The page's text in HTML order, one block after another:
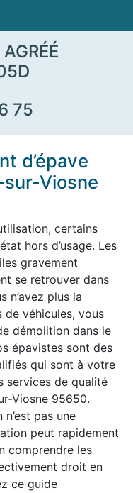
75
d’épave
Viosne
certains
hors d’usage. Les
gravement
se retrouver dans
n’avez plus la
de véhicules, vous
démolition dans le
épavistes sont des
qui sont à votre
services de qualité
Viosne 95650.
pas une
peut rapidement
comprendre les
droit en
ce guide